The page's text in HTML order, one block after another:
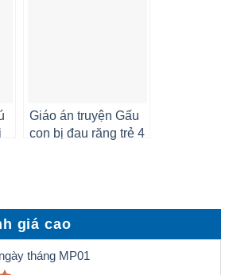
giá cao
tháng MP01
Giáo án truyện Gấu
con bị đau răng trẻ 4